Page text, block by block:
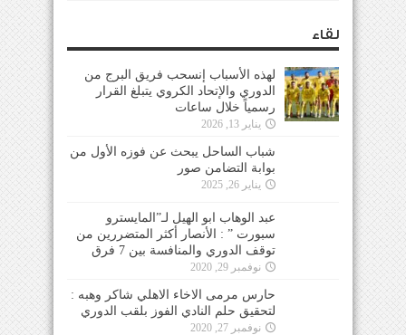
لقاء
لهذه الأسباب إنسحب فريق البرج من
الدوري والإتحاد الكروي يتبلغ القرار
رسمياً خلال ساعات
يناير 13, 2026
شباب الساحل يبحث عن فوزه الأول من
بوابة التضامن صور
يناير 26, 2025
عبد الوهاب ابو الهيل لـ”المايسترو
سبورت ” : الأنصار أكثر المتضررين من
توقف الدوري والمنافسة بين 7 فرق
نوفمبر 29, 2020
حارس مرمى الاخاء الاهلي شاكر وهبه :
لتحقيق حلم النادي الفوز بلقب الدوري
نوفمبر 27, 2020